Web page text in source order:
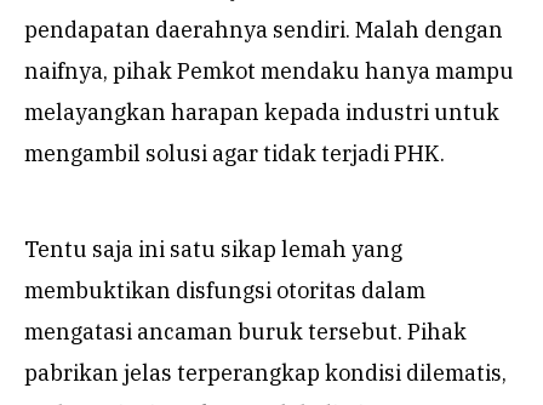
pendapatan daerahnya sendiri. Malah dengan
naifnya, pihak Pemkot mendaku hanya mampu
melayangkan harapan kepada industri untuk
mengambil solusi agar tidak terjadi PHK.
Tentu saja ini satu sikap lemah yang
membuktikan disfungsi otoritas dalam
mengatasi ancaman buruk tersebut. Pihak
pabrikan jelas terperangkap kondisi dilematis,